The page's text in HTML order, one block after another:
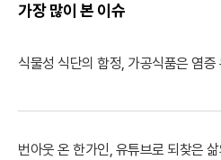
가장 많이 본 이슈
식물성 식단의 함정, 가공식품은 염증
번아웃 온 한가인, 유튜브로 되찾은